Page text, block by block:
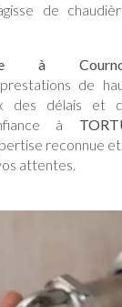
de
à
de
des délais et
à
reconnue et
attentes.